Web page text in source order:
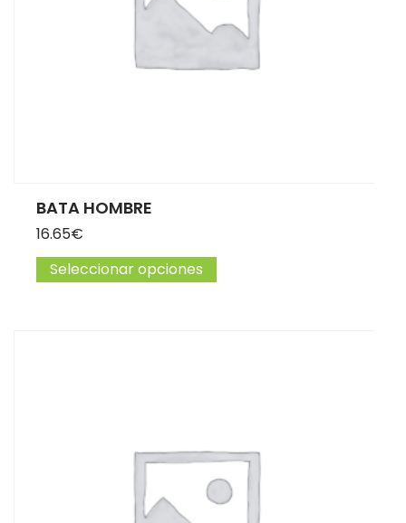
BATA HOMBRE
16.65€
Seleccionar opciones